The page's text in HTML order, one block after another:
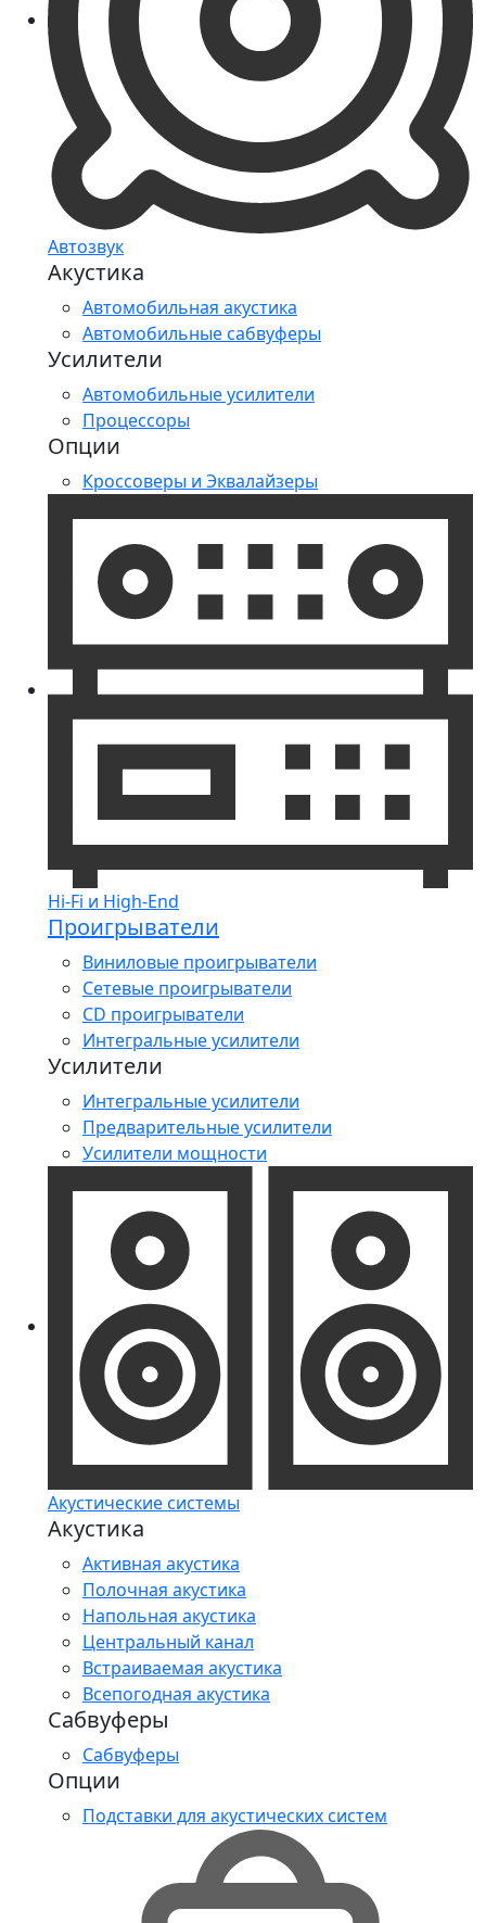
Автозвук
Акустика
Автомобильная акустика
Автомобильные сабвуферы
Усилители
Автомобильные усилители
Процессоры
Опции
Кроссоверы и Эквалайзеры
Hi-Fi и High-End
Проигрыватели
Виниловые проигрыватели
Сетевые проигрыватели
CD проигрыватели
Интегральные усилители
Усилители
Интегральные усилители
Предварительные усилители
Усилители мощности
Акустические системы
Акустика
Активная акустика
Полочная акустика
Напольная акустика
Центральный канал
Встраиваемая акустика
Всепогодная акустика
Сабвуферы
Сабвуферы
Опции
Подставки для акустических систем